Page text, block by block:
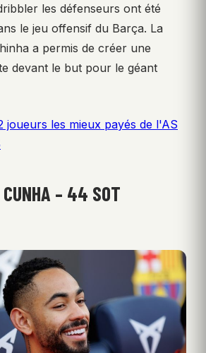
les défenseurs ont été
le jeu offensif du Barça. La
a permis de créer une
devant le but pour le géant
joueurs les mieux payés de l'AS
– 44 SOT